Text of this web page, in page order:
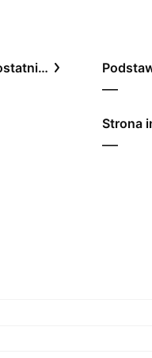
Stosunek ceny do zysku, ostatnie 12 miesięcy
—
Strona
—